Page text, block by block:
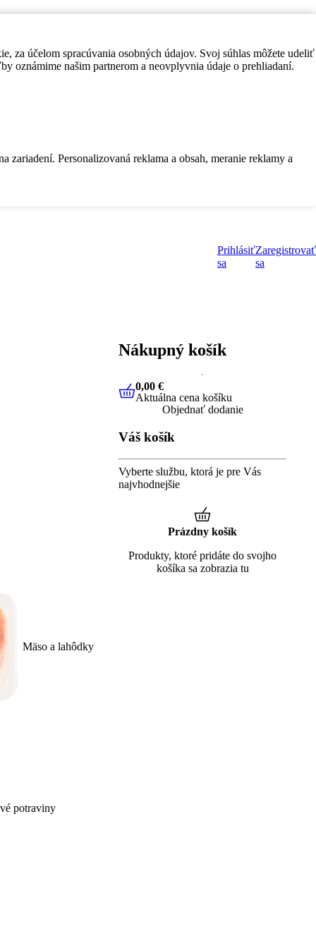
za účelom spracúvania osobných údajov. Svoj súhlas môžete udeliť
oznámime našim partnerom a neovplyvnia údaje o prehliadaní.
Personalizovaná reklama a obsah, meranie reklamy a
Prihlásiť
sa
Zaregistrovať
sa
Mäso a lahôdky
potraviny
Nákupný košík
0,00 €Aktuálna cena košíku
0,00 €
Aktuálna cena košíku
Objednať dodanie
Váš košík
Vyberte službu, ktorá je pre Vás
najvhodnejšie
Prázdny košík
Produkty, ktoré pridáte do svojho
košíka sa zobrazia tu